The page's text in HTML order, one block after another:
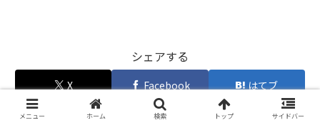
シェアする
X Facebook はてブ
Pocket LINE
メニュー ホーム 検索 トップ サイドバー